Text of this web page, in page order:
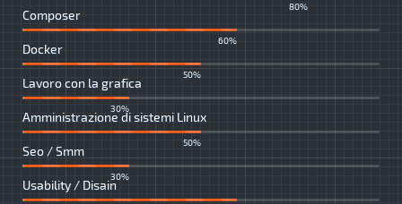
80%
Composer
60%
Docker
50%
Lavoro con la grafica
30%
Amministrazione di sistemi Linux
50%
Seo / Smm
30%
Usability / Disain